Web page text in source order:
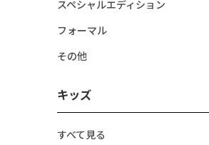
スペシャルエディション
フォーマル
その他
キッズ
すべて見る